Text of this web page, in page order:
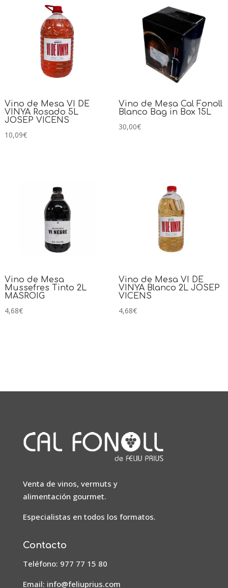
Vino de Mesa VI DE
VINYA Rosado 5L
JOSEP VICENS
10,09€
Vino de Mesa Cal Fonoll
Blanco Bag in Box 15L
30,00€
Vino de Mesa
Mussefres Tinto 2L
MASROIG
4,68€
Vino de Mesa VI DE
VINYA Blanco 2L JOSEP
VICENS
4,68€
Venta de vinos, vermuts y
alimentación gourmet.
Especialistas en todos los formatos.
Contacto
Teléfono: 977 77 15 80
Email: info@feliuprius.com